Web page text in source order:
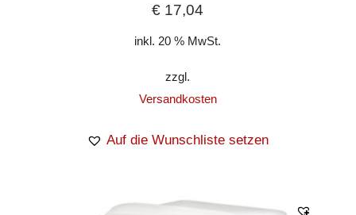
€ 17,04
inkl. 20 % MwSt.
zzgl.
Versandkosten
Auf die Wunschliste setzen